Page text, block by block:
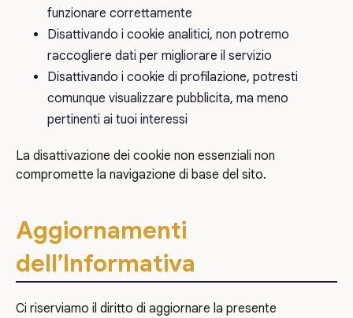
funzionare correttamente
Disattivando i cookie analitici, non potremo
raccogliere dati per migliorare il servizio
Disattivando i cookie di profilazione, potresti
comunque visualizzare pubblicita, ma meno
pertinenti ai tuoi interessi
La disattivazione dei cookie non essenziali non
compromette la navigazione di base del sito.
Aggiornamenti
dell’Informativa
Ci riserviamo il diritto di aggiornare la presente